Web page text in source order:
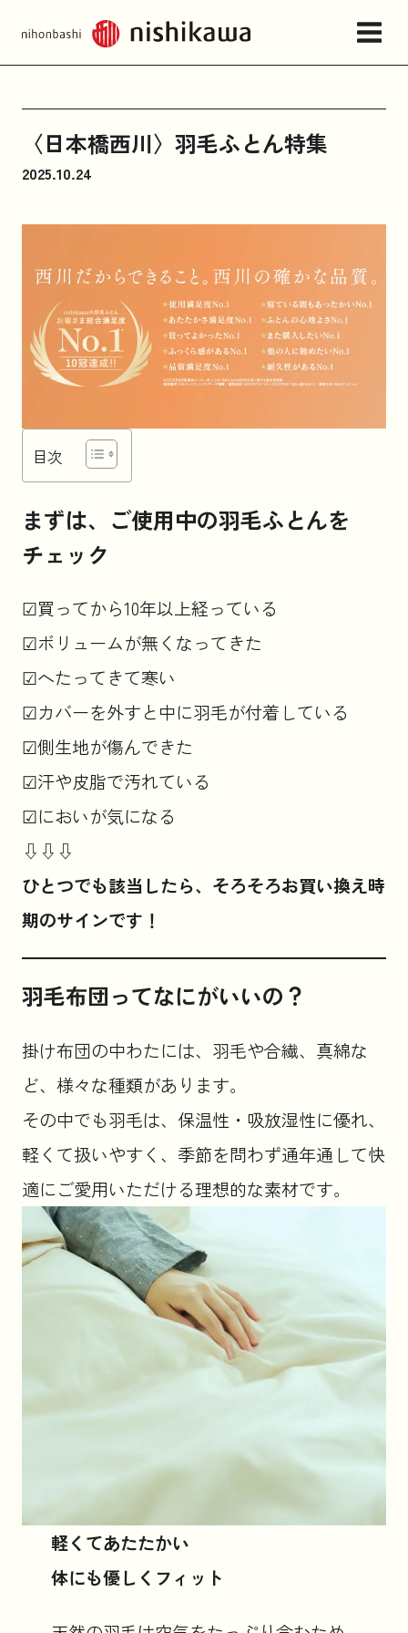
店舗情報・アクセス
ねむりの相談所
商品一覧
お問い合わせ
お知らせ
コラム
法人のお客様はこちら
〈日本橋西川〉羽毛ふとん特集
2025.10.24
目次
まずは、ご使用中の羽毛ふとんを
チェック
☑買ってから10年以上経っている
☑ボリュームが無くなってきた
☑へたってきて寒い
☑カバーを外すと中に羽毛が付着している
☑側生地が傷んできた
☑汗や皮脂で汚れている
☑においが気になる
⇩⇩⇩
ひとつでも該当したら、そろそろお買い換え時
期のサインです！
羽毛布団ってなにがいいの？
掛け布団の中わたには、羽毛や合繊、真綿な
ど、様々な種類があります。
その中でも羽毛は、保温性・吸放湿性に優れ、
軽くて扱いやすく、季節を問わず通年通して快
適にご愛用いただける理想的な素材です。
軽くてあたたかい
体にも優しくフィット